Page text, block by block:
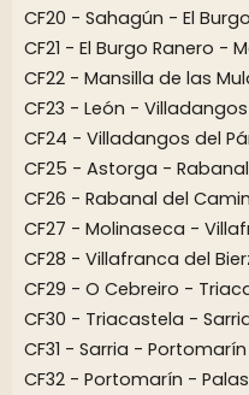
CF20 - Sahagún - El
CF21 - El Burgo Ranero -
CF22 - Mansilla de las
CF23 - León -
CF24 - Villadangos del
CF25 - Astorga -
CF26 - Rabanal del
CF27 - Molinaseca -
CF28 - Villafranca del
CF29 - O Cebreiro -
CF30 - Triacastela -
CF31 - Sarria -
CF32 - Portomarín -